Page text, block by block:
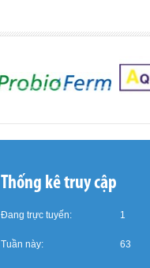
Thống kê truy cập
Đang trực tuyến: 1
Tuần này: 63